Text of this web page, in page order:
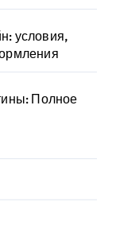
условия,
Полное